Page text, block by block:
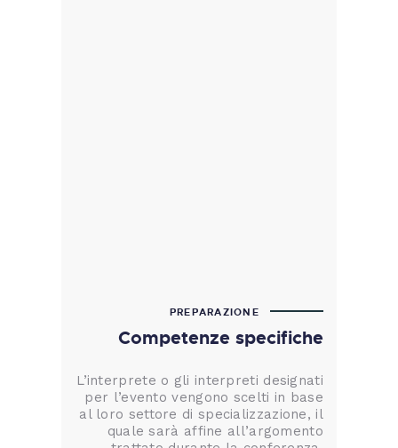
PREPARAZIONE
Competenze specifiche
L’interprete o gli interpreti designati
per l’evento vengono scelti in base
al loro settore di specializzazione, il
quale sarà affine all’argomento